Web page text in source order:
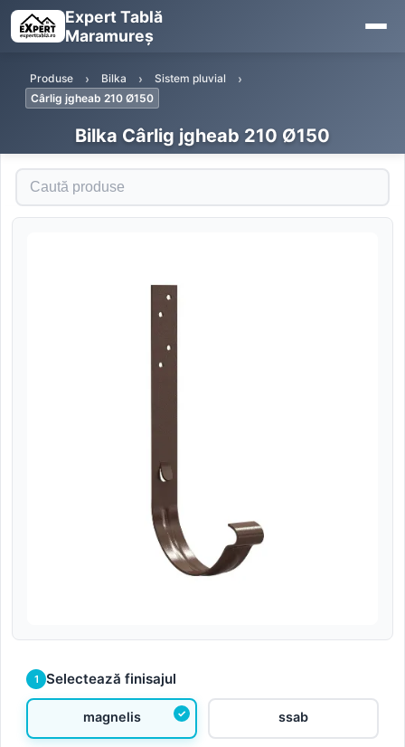
Expert Tablă
Maramureș
Produse Bilka
Sistem pluvial
Cârlig jgheab 210 Ø150
Bilka Cârlig jgheab 210 Ø150
Caută produse
1 Selectează finisajul
magnelis ssab